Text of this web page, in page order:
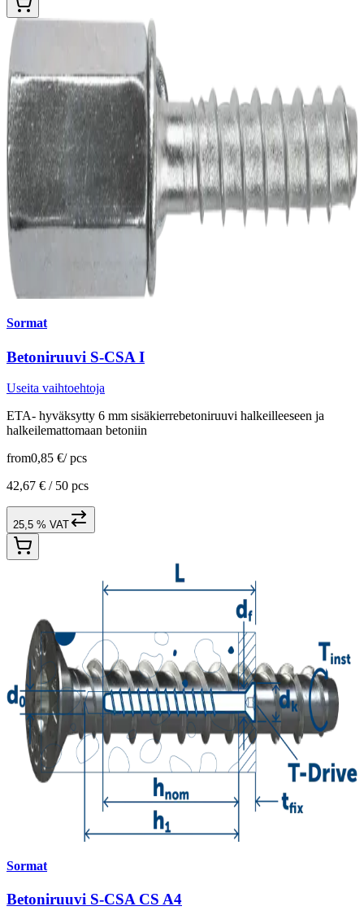
Sormat
Betoniruuvi S-CSA I
Useita vaihtoehtoja
ETA- hyväksytty 6 mm sisäkierrebetoniruuvi halkeilleeseen ja
halkeilemattomaan betoniin
from0,85 €/ pcs
42,67 € / 50 pcs
25,5 % VAT
Sormat
Betoniruuvi S-CSA CS A4